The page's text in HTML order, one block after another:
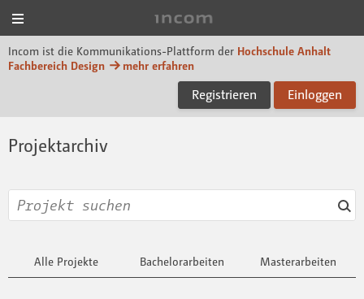
Incom ist die Kommunikations-Plattform der Hochschule Anhalt
Fachbereich Design
mehr erfahren
Registrieren Einloggen
Projektarchiv
Alle Projekte Bachelorarbeiten Masterarbeiten